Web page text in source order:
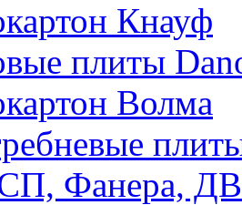
Кнауф
плиты
Волма
Фанера,